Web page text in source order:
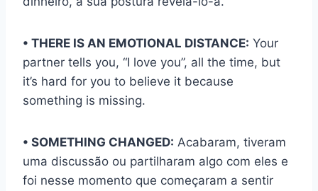
• THERE IS AN EMOTIONAL DISTANCE: Your
partner tells you, “I love you”, all the time, but
it’s hard for you to believe it because
something is missing.
• SOMETHING CHANGED: Acabaram, tiveram
uma discussão ou partilharam algo com eles e
foi nesse momento que começaram a sentir